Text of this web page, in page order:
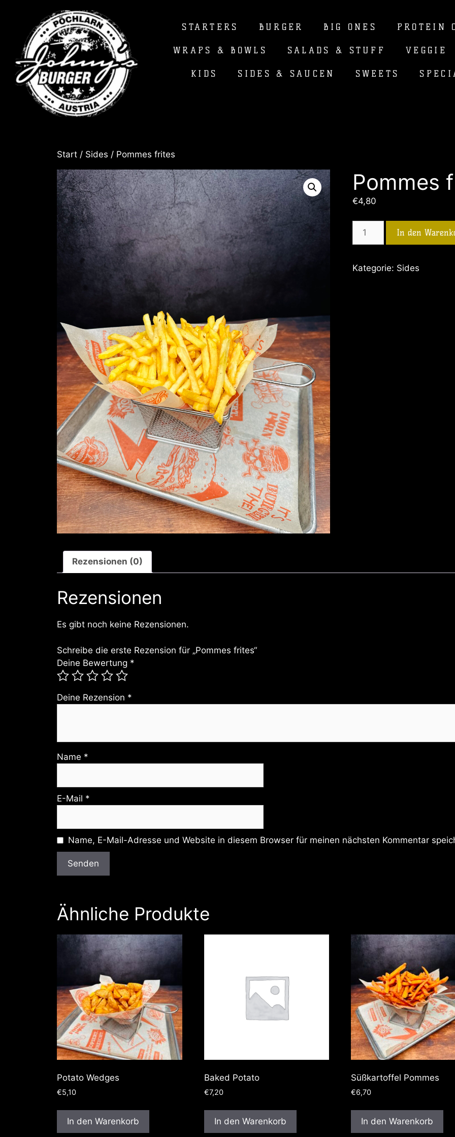
STARTERS BURGER BIG ONES PROTEIN
WRAPS & BOWLS SALADS & STUFF VEGGIE
KIDS SIDES & SAUCEN SWEETS
Start / Sides / Pommes frites
Pommes
€4,80
In den
Kategorie: Sides
Rezensionen (0)
Rezensionen
Es gibt noch keine Rezensionen.
Schreibe die erste Rezension für „Pommes frites“
Deine Bewertung *
Deine Rezension *
Name *
E-Mail *
Name, E-Mail-Adresse und Website in diesem Browser für meinen nächsten Kommentar
Ähnliche Produkte
Potato Wedges
€5,10
In den Warenkorb
Baked Potato
€7,20
In den Warenkorb
Süßkartoffel Pommes
€6,70
In den Warenkorb